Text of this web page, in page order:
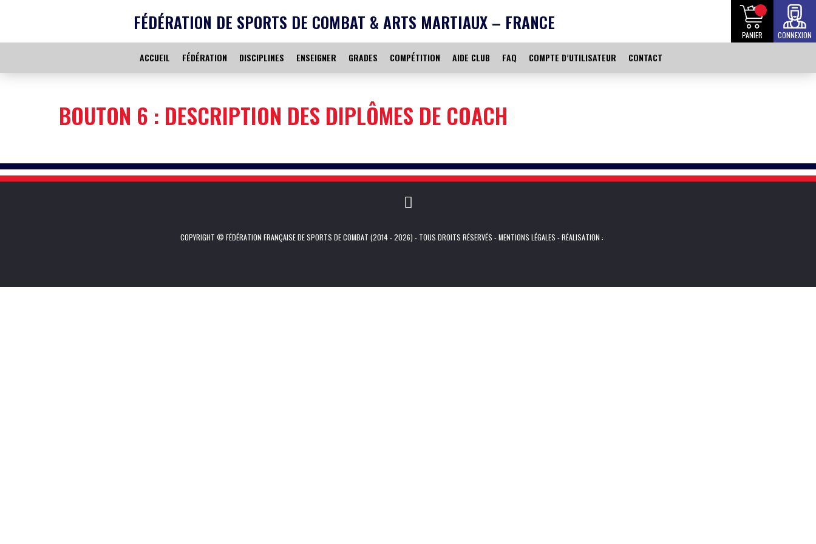
FÉDÉRATION DE SPORTS DE COMBAT & ARTS MARTIAUX – FRANCE
PANIER CONNEXION
ACCUEIL FÉDÉRATION DISCIPLINES ENSEIGNER GRADES COMPÉTITION AIDE CLUB FAQ COMPTE D’UTILISATEUR CONTACT
BOUTON 6 : DESCRIPTION DES DIPLÔMES DE COACH
COPYRIGHT © FÉDÉRATION FRANÇAISE DE SPORTS DE COMBAT (2014 - 2026) - TOUS DROITS RÉSERVÉS -MENTIONS LÉGALES - RÉALISATION :